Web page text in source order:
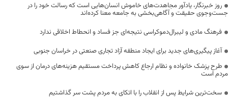
روز خبرنگار، یادآور مجاهدت‌های خاموش انسان‌هایی است که رسالت خود را در
جست‌وجوی حقیقت و آگاهی‌بخشی به جامعه معنا کرده‌اند
فرهنگ مادی و لیبرال‌دموکراسی نتیجه‌ای جز فساد و انحطاط اخلاقی ندارد
آغاز پیگیری‌های جدید برای ایجاد منطقه آزاد تجاری صنعتی در خراسان جنوبی
طرح پزشک خانواده و نظام ارجاع کاهش پرداخت مستقیم هزینه‌های درمان از سوی
مردم است
سخت‌ترین شرایط پس از انقلاب را با اتکای به مردم پشت سر گذاشتیم